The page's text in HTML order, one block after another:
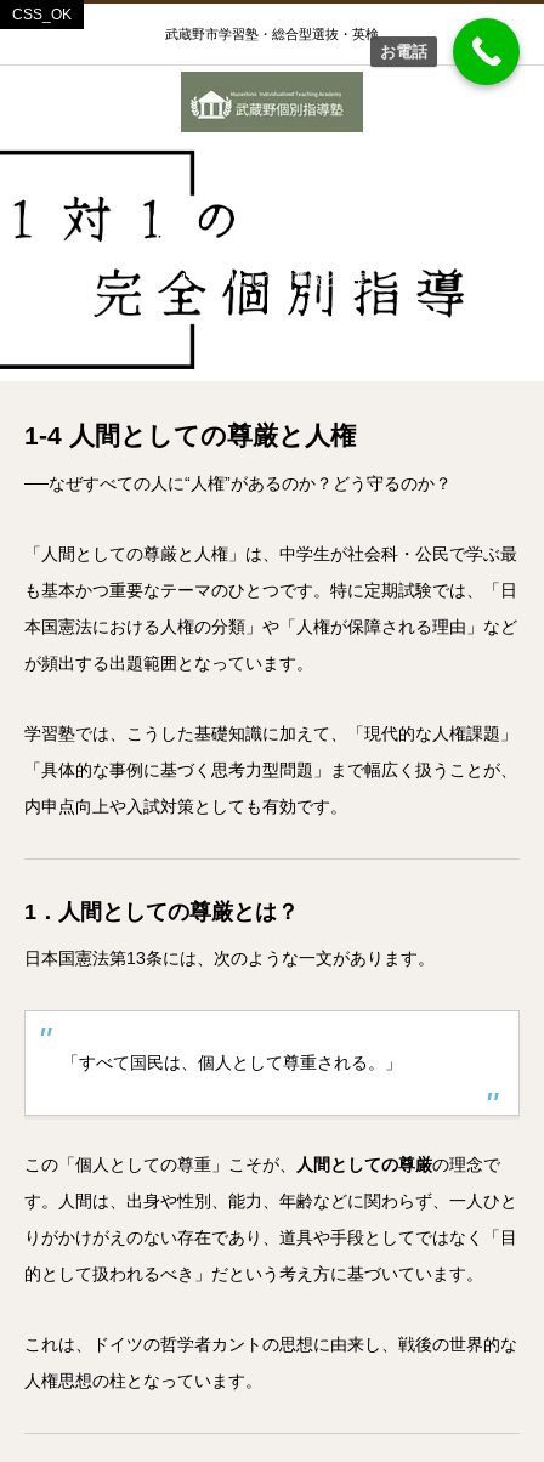
武蔵野市学習塾・総合型選抜・英検
1-4 人間としての尊厳と人権
1-4 人間としての尊厳と人権
1-4 人間としての尊厳と人権
──なぜすべての人に“人権”があるのか？どう守るのか？
「人間としての尊厳と人権」は、中学生が社会科・公民で学ぶ最
も基本かつ重要なテーマのひとつです。特に定期試験では、「日
本国憲法における人権の分類」や「人権が保障される理由」など
が頻出する出題範囲となっています。
学習塾では、こうした基礎知識に加えて、「現代的な人権課題」
「具体的な事例に基づく思考力型問題」まで幅広く扱うことが、
内申点向上や入試対策としても有効です。
1．人間としての尊厳とは？
日本国憲法第13条には、次のような一文があります。
「すべて国民は、個人として尊重される。」
この「個人としての尊重」こそが、 人間としての尊厳の理念で
す。人間は、出身や性別、能力、年齢などに関わらず、一人ひと
りがかけがえのない存在であり、道具や手段としてではなく「目
的として扱われるべき」だという考え方に基づいています。
これは、ドイツの哲学者カントの思想に由来し、戦後の世界的な
人権思想の柱となっています。
お電話